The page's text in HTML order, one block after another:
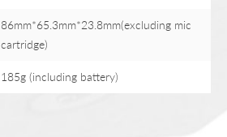
86mm*65.3mm*23.8mm(excluding mic
cartridge)
185g (including battery)